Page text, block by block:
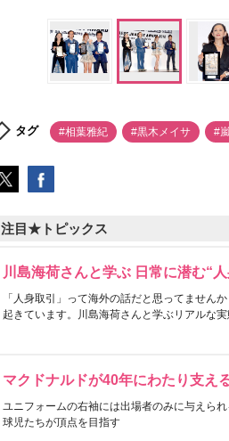
タグ #相葉雅紀 #黒木メイサ #
注目★トピックス
川島海荷さんと学ぶ 日常に潜む“
「人身取引」って海外の話だと思ってません
起きています。川島海荷さんと学ぶリアルな
マクドナルドが40年にわたり支え
ユニフォームの右袖には出場者のみに与えら
球児たちが頂点を目指す